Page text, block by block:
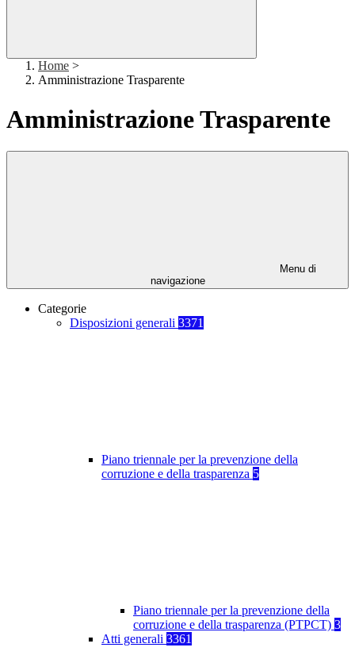
Home >
Amministrazione Trasparente
Amministrazione Trasparente
Menu di
navigazione
Categorie
Disposizioni generali 3371
Piano triennale per la prevenzione della
corruzione e della trasparenza 5
Piano triennale per la prevenzione della
corruzione e della trasparenza (PTPCT) 3
Atti generali 3361